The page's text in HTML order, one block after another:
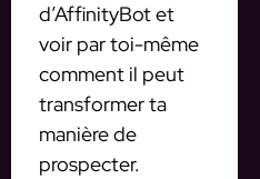
d’AffinityBot et
voir par toi-même
comment il peut
transformer ta
manière de
prospecter.